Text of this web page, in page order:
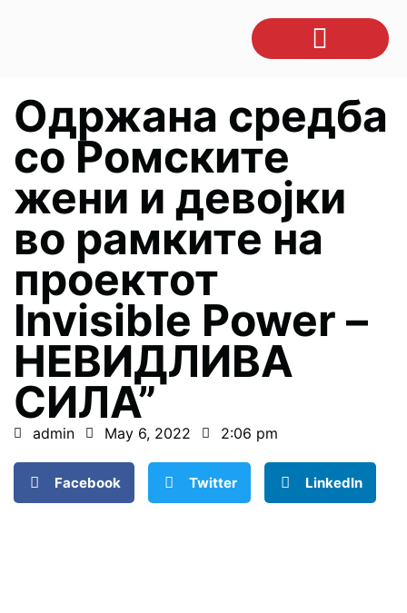
Одржана средба
со Ромските
жени и девојки
во рамките на
проектот
Invisible Power –
НЕВИДЛИВА
СИЛА”
admin May 6, 2022 2:06 pm
Facebook Twitter LinkedIn